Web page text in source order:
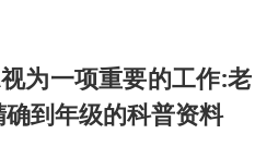
为一项重要的工作:老
到年级的科普资料